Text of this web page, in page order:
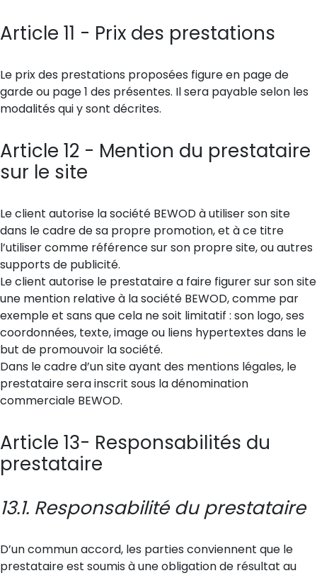
Article 11 - Prix des prestations
Le prix des prestations proposées figure en page de
garde ou page 1 des présentes. Il sera payable selon les
modalités qui y sont décrites.
Article 12 - Mention du prestataire
sur le site
Le client autorise la société BEWOD à utiliser son site
dans le cadre de sa propre promotion, et à ce titre
l’utiliser comme référence sur son propre site, ou autres
supports de publicité.
Le client autorise le prestataire a faire figurer sur son site
une mention relative à la société BEWOD, comme par
exemple et sans que cela ne soit limitatif : son logo, ses
coordonnées, texte, image ou liens hypertextes dans le
but de promouvoir la société.
Dans le cadre d’un site ayant des mentions légales, le
prestataire sera inscrit sous la dénomination
commerciale BEWOD.
Article 13- Responsabilités du
prestataire
13.1. Responsabilité du prestataire
D’un commun accord, les parties conviennent que le
prestataire est soumis à une obligation de résultat au